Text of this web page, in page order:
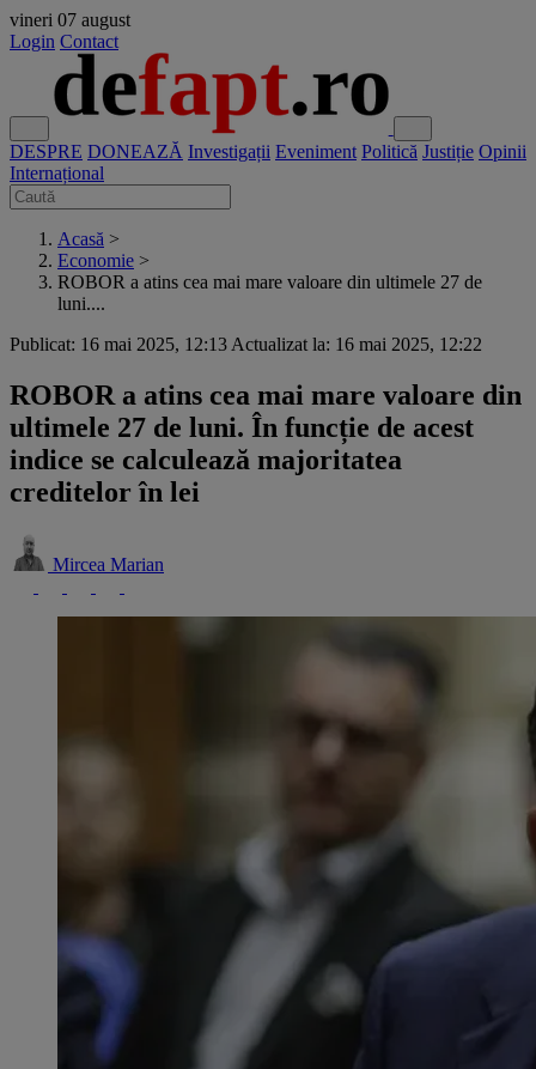
vineri 07 august
Login Contact
DESPRE DONEAZĂ Investigații Eveniment Politică Justiție Opinii
Internațional
Acasă >
Economie >
ROBOR a atins cea mai mare valoare din ultimele 27 de
luni....
Publicat: 16 mai 2025, 12:13 Actualizat la: 16 mai 2025, 12:22
ROBOR a atins cea mai mare valoare din
ultimele 27 de luni. În funcție de acest
indice se calculează majoritatea
creditelor în lei
Mircea Marian